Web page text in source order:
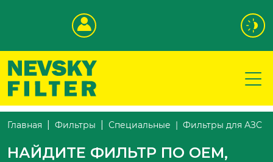
Главная Фильтры Специальные Фильтры для АЗС
НАЙДИТЕ ФИЛЬТР ПО OEM,